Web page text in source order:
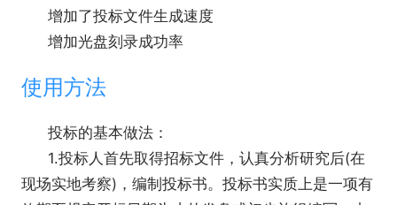
增加了投标文件生成速度
增加光盘刻录成功率
使用方法
投标的基本做法：
1.投标人首先取得招标文件，认真分析研究后(在
现场实地考察)，编制投标书。投标书实质上是一项有